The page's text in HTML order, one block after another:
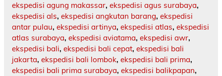
ekspedisi agung makassar, ekspedisi agus surabaya,
ekspedisi als, ekspedisi angkutan barang, ekspedisi
antar pulau, ekspedisi artinya, ekspedisi atlas, ekspedisi
atlas surabaya, ekspedisi aviatama, ekspedisi awr,
ekspedisi bali, ekspedisi bali cepat, ekspedisi bali
jakarta, ekspedisi bali lombok, ekspedisi bali prima,
ekspedisi bali prima surabaya, ekspedisi balikpapan,